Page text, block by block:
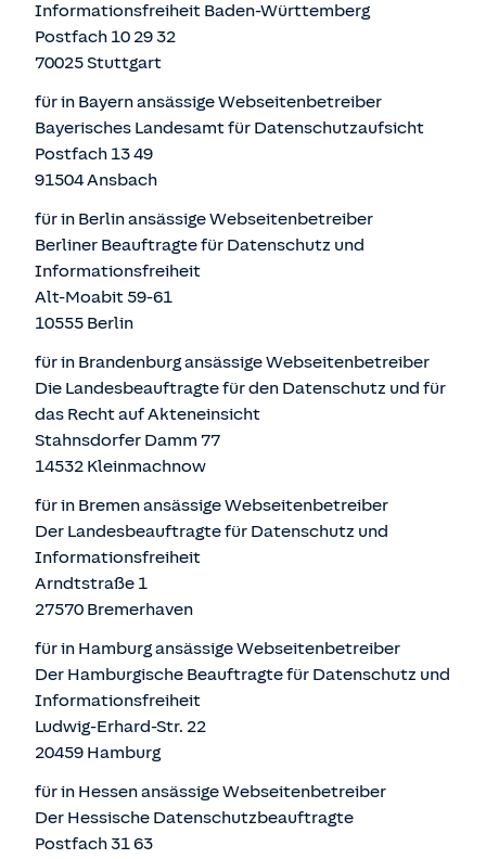
Informationsfreiheit Baden-Württemberg
Postfach 10 29 32
70025 Stuttgart
für in Bayern ansässige Webseitenbetreiber
Bayerisches Landesamt für Datenschutzaufsicht
Postfach 13 49
91504 Ansbach
für in Berlin ansässige Webseitenbetreiber
Berliner Beauftragte für Datenschutz und
Informationsfreiheit
Alt-Moabit 59-61
10555 Berlin
für in Brandenburg ansässige Webseitenbetreiber
Die Landesbeauftragte für den Datenschutz und für
das Recht auf Akteneinsicht
Stahnsdorfer Damm 77
14532 Kleinmachnow
für in Bremen ansässige Webseitenbetreiber
Der Landesbeauftragte für Datenschutz und
Informationsfreiheit
Arndtstraße 1
27570 Bremerhaven
für in Hamburg ansässige Webseitenbetreiber
Der Hamburgische Beauftragte für Datenschutz und
Informationsfreiheit
Ludwig-Erhard-Str. 22
20459 Hamburg
für in Hessen ansässige Webseitenbetreiber
Der Hessische Datenschutzbeauftragte
Postfach 31 63